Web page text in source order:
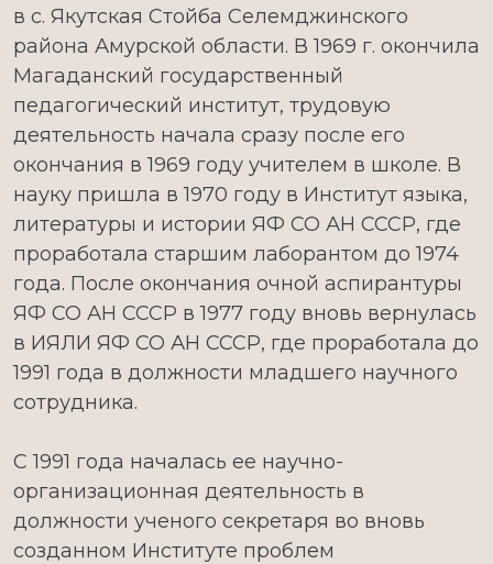
в с. Якутская Стойба Селемджинского
района Амурской области. В 1969 г. окончила
Магаданский государственный
педагогический институт, трудовую
деятельность начала сразу после его
окончания в 1969 году учителем в школе. В
науку пришла в 1970 году в Институт языка,
литературы и истории ЯФ СО АН СССР, где
проработала старшим лаборантом до 1974
года. После окончания очной аспирантуры
ЯФ СО АН СССР в 1977 году вновь вернулась
в ИЯЛИ ЯФ СО АН СССР, где проработала до
1991 года в должности младшего научного
сотрудника.
С 1991 года началась ее научно-
организационная деятельность в
должности ученого секретаря во вновь
созданном Институте проблем